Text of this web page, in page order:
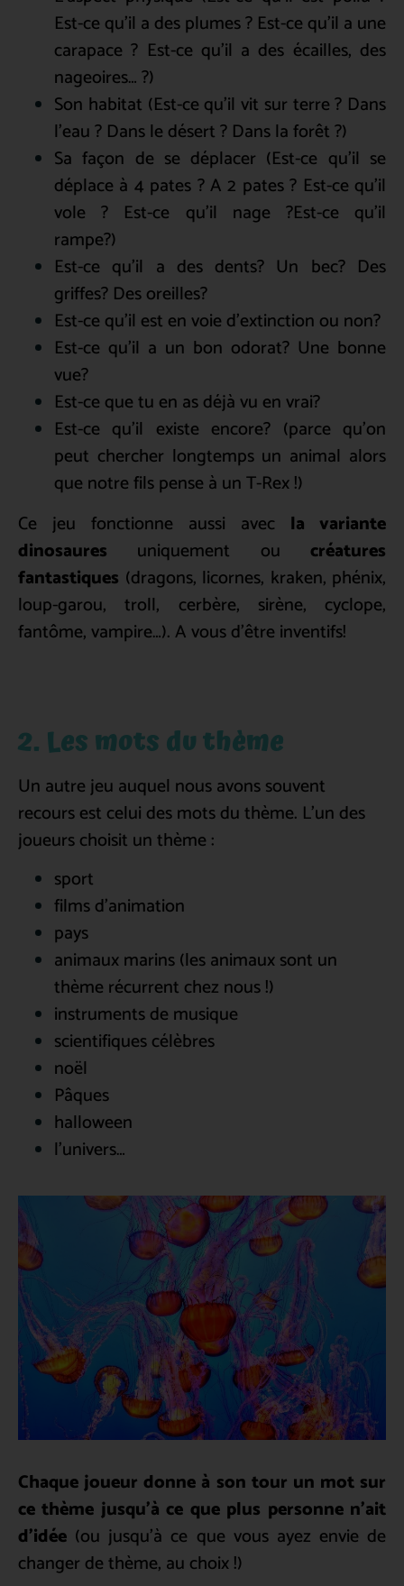
Est-ce qu’il a des plumes ? Est-ce qu’il a une
carapace ? Est-ce qu’il a des écailles, des
nageoires… ?)
Son habitat (Est-ce qu’il vit sur terre ? Dans
l’eau ? Dans le désert ? Dans la forêt ?)
Sa façon de se déplacer (Est-ce qu’il se
déplace à 4 pates ? A 2 pates ? Est-ce qu’il
vole ? Est-ce qu’il nage ?Est-ce qu’il
rampe?)
Est-ce qu’il a des dents? Un bec? Des
griffes? Des oreilles?
Est-ce qu’il est en voie d’extinction ou non?
Est-ce qu’il a un bon odorat? Une bonne
vue?
Est-ce que tu en as déjà vu en vrai?
Est-ce qu’il existe encore? (parce qu’on
peut chercher longtemps un animal alors
que notre fils pense à un T-Rex !)
Ce jeu fonctionne aussi avec la variante
dinosaures uniquement ou créatures
fantastiques (dragons, licornes, kraken, phénix,
loup-garou, troll, cerbère, sirène, cyclope,
fantôme, vampire…). A vous d’être inventifs!
2. Les mots du thème
Un autre jeu auquel nous avons souvent
recours est celui des mots du thème. L’un des
joueurs choisit un thème :
sport
films d’animation
pays
animaux marins (les animaux sont un
thème récurrent chez nous !)
instruments de musique
scientifiques célèbres
noël
Pâques
halloween
l’univers…
Chaque joueur donne à son tour un mot sur
ce thème jusqu’à ce que plus personne n’ait
d’idée (ou jusqu’à ce que vous ayez envie de
changer de thème, au choix !)